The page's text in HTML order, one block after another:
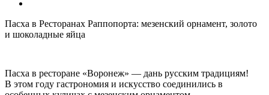
Пасха в Ресторанах Раппопорта: мезенский орнамент, золото
и шоколадные яйца
Пасха в ресторане «Воронеж» — дань русским традициям!
В этом году гастрономия и искусство соединились в